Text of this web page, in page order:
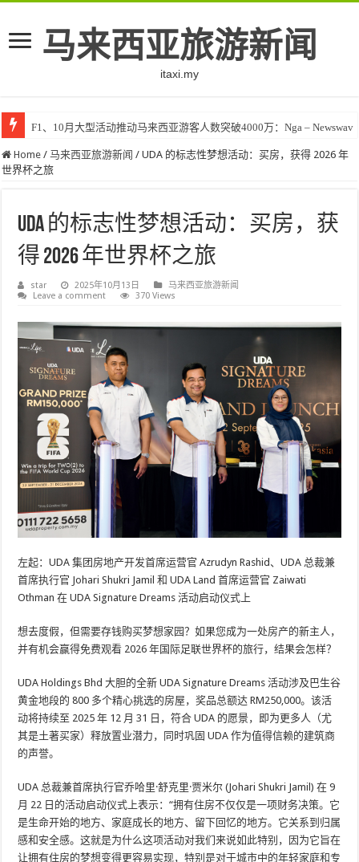
马来西亚旅游新闻
itaxi.my
F1、10月大型活动推动马来西亚游客人数突破4000万：Nga – Newswav
Home / 马来西亚旅游新闻 / UDA 的标志性梦想活动：买房，获得 2026 年
世界杯之旅
UDA 的标志性梦想活动：买房，获
得 2026 年世界杯之旅
star 2025年10月13日
马来西亚旅游新闻
Leave a comment
370 Views
左起：UDA 集团房地产开发首席运营官 Azrudyn Rashid、UDA 总裁兼
首席执行官 Johari Shukri Jamil 和 UDA Land 首席运营官 Zaiwati
Othman 在 UDA Signature Dreams 活动启动仪式上
想去度假，但需要存钱购买梦想家园？如果您成为一处房产的新主人，
并有机会赢得免费观看 2026 年国际足联世界杯的旅行，结果会怎样？
UDA Holdings Bhd 大胆的全新 UDA Signature Dreams 活动涉及巴生谷
黄金地段的 800 多个精心挑选的房屋，奖品总额达 RM250,000。该活
动将持续至 2025 年 12 月 31 日，符合 UDA 的愿景，即为更多人（尤
其是土著买家）释放置业潜力，同时巩固 UDA 作为值得信赖的建筑商
的声誉。
UDA 总裁兼首席执行官乔哈里·舒克里·贾米尔 (Johari Shukri Jamil) 在 9
月 22 日的活动启动仪式上表示：“拥有住房不仅仅是一项财务决策。它
是生命开始的地方、家庭成长的地方、留下回忆的地方。它关系到归属
感和安全感。这就是为什么这项活动对我们来说如此特别，因为它旨在
让拥有住房的梦想变得更容易实现，特别是对于城市中的年轻家庭和专